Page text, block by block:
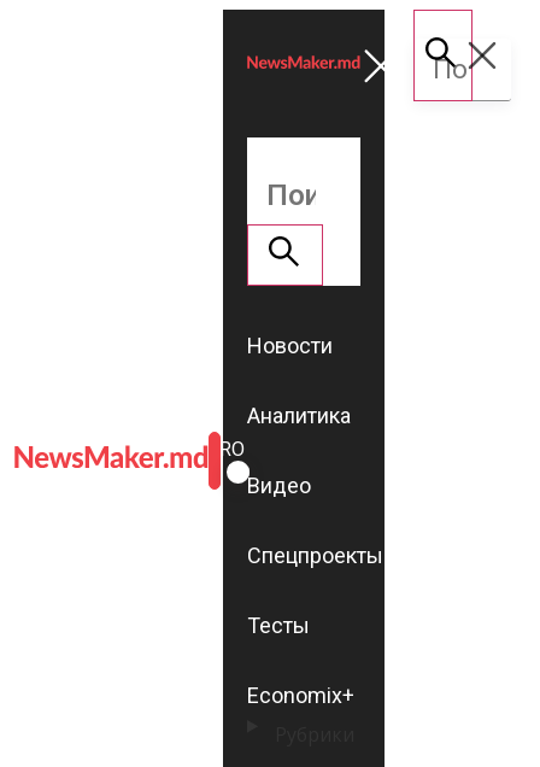
ROMÂNĂ
RU
Новости
Аналитика
Видео
Спецпроекты
Тесты
Economix+